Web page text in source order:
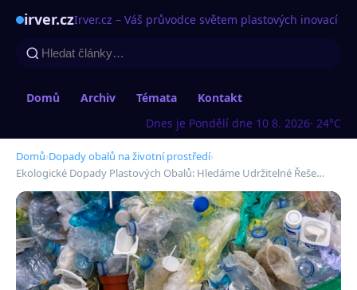
irver.czIrver.cz – Váš průvodce světem plastových inovací
Domů Archiv Témata
Kontakt
Dnes je Pondělí dne 10 8. 2026· 24°C
Domů›Dopady obalů na životní prostředí›
Ekologické Dopady Plastových Obalů: Hledáme Udržitelné Řeše…